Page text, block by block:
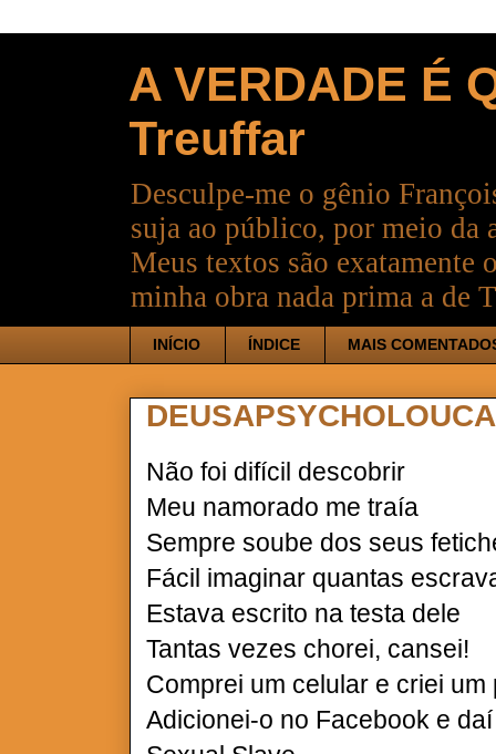
A VERDADE É
Treuffar
Desculpe-me o gênio
suja ao público, por meio da
Meus textos são exatamente
minha obra nada prima a de
INÍCIO ÍNDICE MAIS
DEUSAPSYCHOLOUCA
Não foi difícil descobrir
Meu namorado me traía
Sempre soube dos seus
Fácil imaginar quantas
Estava escrito na testa dele
Tantas vezes chorei, cansei!
Comprei um celular e criei um
Adicionei-o no Facebook e